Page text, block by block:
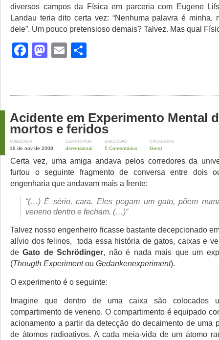
diversos campos da Física em parceria com Eugene
Landau teria dito certa vez: “Nenhuma palavra é minha,
dele”. Um pouco pretensioso demais? Talvez. Mas qual
Facebook
Mastodon
Email
Acidente em Experimento Mental
mortos e feridos
PUBLICADO
18 de nov de 2008
ESCRITO POR
dimensional
DISCUSSÃO
5 Comentários
CATEGORIAS
Geral
Certa vez, uma amiga andava pelos corredores da
furtou o seguinte fragmento de conversa entre dois
engenharia que andavam mais a frente:
“(…) É sério, cara. Eles pegam um gato, põem
veneno dentro e fecham. (…)”
Talvez nosso engenheiro ficasse bastante decepcionado
alívio dos felinos, toda essa história de gatos, caixas e
deGato de Schrödinger, não é nada mais que um
(Thougth Experimentou Gedankenexperiment).
O experimento é o seguinte:
Imagine que dentro de uma caixa são colocados
compartimento de veneno. O compartimento é equipado
acionamento a partir da detecção do decaimento de uma
de átomos radioativos. A cada meia-vida de um átomo